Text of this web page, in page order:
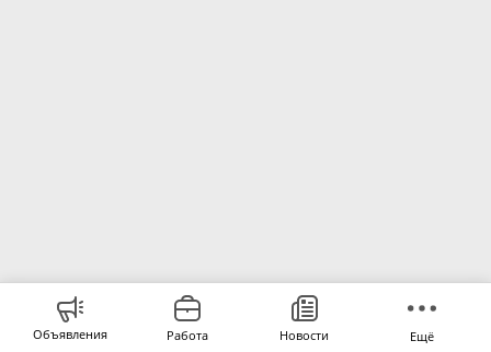
Объявления Работа Новости Ещё